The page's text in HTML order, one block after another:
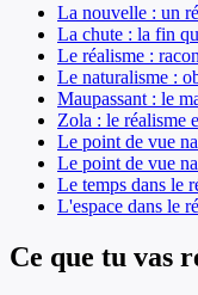
La nouvelle : un
La chute : la fin
Le réalisme :
Le naturalisme :
Maupassant : le
Zola : le réalisme
Le point de vue
Le point de vue
Le temps dans le
L'espace dans le
Ce que tu vas